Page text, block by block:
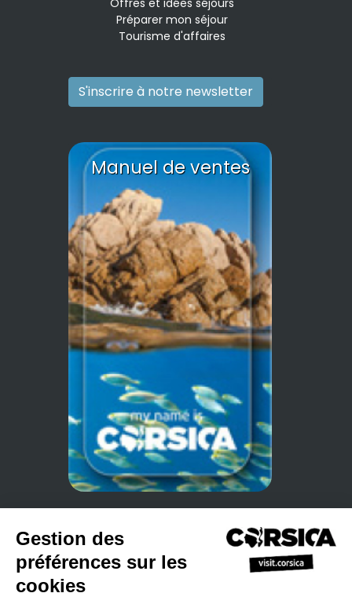
Préparer mon séjour
Tourisme d'affaires
S'inscrire à notre newsletter
Manuel de ventes